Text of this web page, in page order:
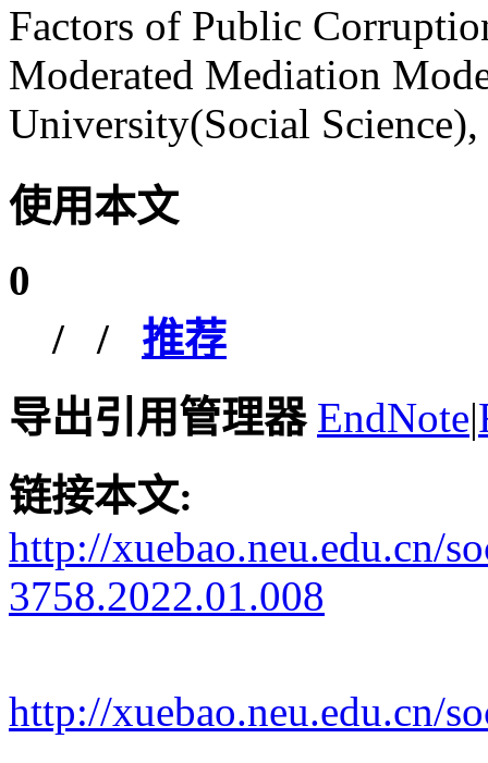
Factors of Public
Moderated Mediation
University(Social
使用本文
0
/ / 推荐
导出引用管理器 EndNote|
链接本文:
http://xuebao.neu.edu.cn/
3758.2022.01.008
http://xuebao.neu.edu.cn/